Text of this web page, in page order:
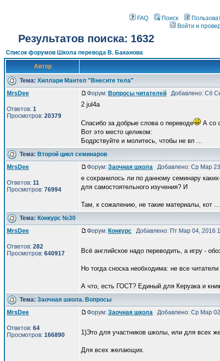
FAQ Поиск
Войти и
Результатов поиска: 1632
Список форумов Школа перевода В. Баканова
Автор
Тема: Хиллари Мантел "Внесите тела"
MrsDee
Ответов: 1
Просмотров: 20379
Форум: Вопросы читателей Добавлено: Сб
2 jul4a
Спасибо за добрые слова о переводе
А со
Вот это место целиком:
Бодрствуйте и молитесь, чтобы не вп ...
Тема: Второй цикл семинаров
MrsDee
Ответов: 11
Просмотров: 76994
Форум: Заочная школа Добавлено: Ср Мар
е сохранилось ли по данному семинару
для самостоятельного изучения? И
Там, к сожалению, не такие материалы, кот ...
Тема: Конкурс №30
MrsDee
Ответов: 282
Просмотров: 640917
Форум: Конкурс Добавлено: Пт Мар 04, 2016
Всё английское надо переводить, а игру -
Но тогда сноска необходима: не все
А что, есть ГОСТ? Единый для Керуака и
Тема: Заочная школа. Вопросы
MrsDee
Ответов: 64
Просмотров: 166890
Форум: Заочная школа Добавлено: Ср Мар
1)Это для участников школы, или для всех
Для всех желающих.